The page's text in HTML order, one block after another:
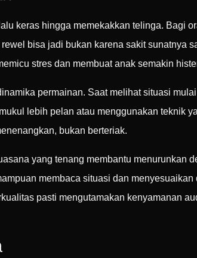
keras hingga memekakkan telinga. Bagi
bisa jadi bukan karena sakit sunatnya
stres dan membuat anak semakin
permainan. Saat melihat situasi
lebih pelan atau menggunakan teknik
bukan berteriak.
yang tenang membantu menurunkan
membaca situasi dan menyesuaikan
pasti mengutamakan kenyamanan